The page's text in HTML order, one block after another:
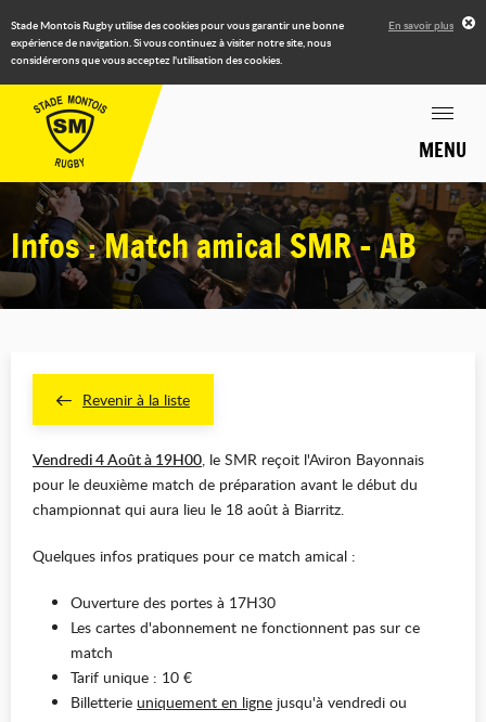
Stade Montois Rugby utilise des cookies pour vous garantir une bonne
expérience de navigation. Si vous continuez à visiter notre site, nous
considérerons que vous acceptez l'utilisation des cookies.
En savoir plus
MENU
Infos : Match amical SMR - AB
Revenir à la liste
Vendredi 4 Août à 19H00, le SMR reçoit l'Aviron Bayonnais
pour le deuxième match de préparation avant le début du
championnat qui aura lieu le 18 août à Biarritz.
Quelques infos pratiques pour ce match amical :
Ouverture des portes à 17H30
Les cartes d'abonnement ne fonctionnent pas sur ce
match
Tarif unique : 10 €
Billetterie uniquement en ligne jusqu'à vendredi ou